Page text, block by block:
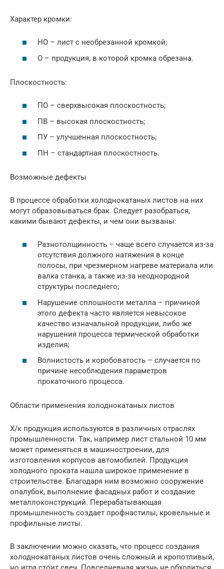
Характер кромки:
НО – лист с необрезанной кромкой;
О – продукция, в которой кромка обрезана.
Плоскостность:
ПО – сверхвысокая плоскостность;
ПВ – высокая плоскостность;
ПУ – улучшенная плоскостность;
ПН – стандартная плоскостность.
Возможные дефекты
В процессе обработки холоднокатаных листов на них
могут образовываться брак. Следует разобраться,
какими бывают дефекты, и чем они вызваны:
Разнотолщинность – чаще всего случается из-за
отсутствия должного натяжения в конце
полосы, при чрезмерном нагреве материала или
валка станка, а также из-за неоднородной
структуры последнего;
Нарушение сплошности металла – причиной
этого дефекта часто является невысокое
качество изначальной продукции, либо же
нарушения процесса термической обработки
изделия;
Волнистость и коробоватость – случается по
причине несоблюдения параметров
прокаточного процесса.
Области применения холоднокатаных листов
Х/к продукция используются в различных отраслях
промышленности. Так, например лист стальной 10 мм
может применяться в машиностроении, для
изготовления корпусов автомобилей. Продукция
холодного проката нашла широкое применение в
строительстве. Благодаря ним возможно сооружение
опалубок, выполнение фасадных работ и создание
металлоконструкций. Перерабатывающая
промышленность создает профнастилы, кровельные и
профильные листы.
В заключении можно сказать, что процесс создания
холоднокатаных листов очень сложный и кропотливый,